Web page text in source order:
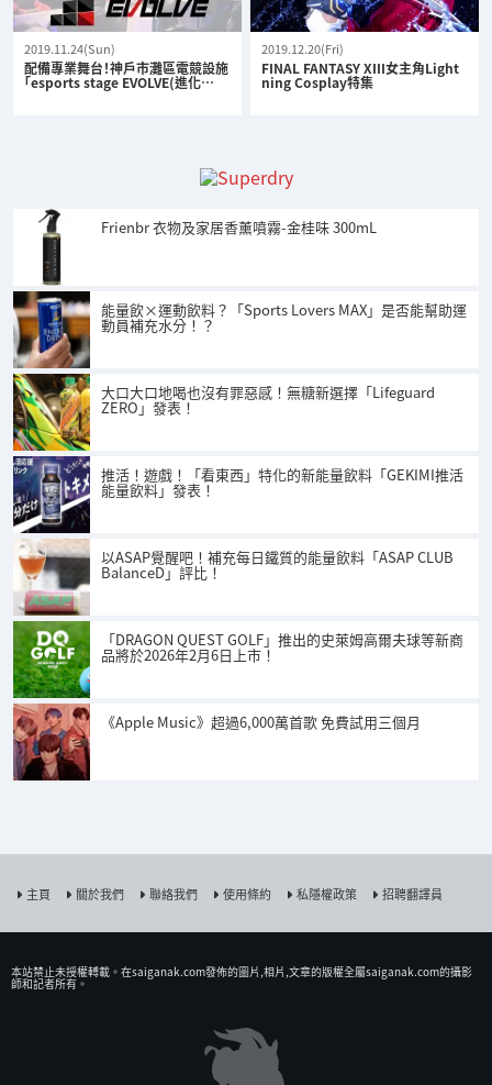
2019.11.24(Sun)
配備專業舞台！神戶市灘區電競設施
「esports stage EVOLVE(進化…
2019.12.20(Fri)
FINAL FANTASY XIII女主角Light
ning Cosplay特集
Frienbr 衣物及家居香薰噴霧-金桂味 300mL
能量飲×運動飲料？「Sports Lovers MAX」是否能幫助運
動員補充水分！？
大口大口地喝也沒有罪惡感！無糖新選擇「Lifeguard
ZERO」發表！
推活！遊戲！「看東西」特化的新能量飲料「GEKIMI推活
能量飲料」發表！
以ASAP覺醒吧！補充每日鐵質的能量飲料「ASAP CLUB
BalanceD」評比！
「DRAGON QUEST GOLF」推出的史萊姆高爾夫球等新商
品將於2026年2月6日上市！
《Apple Music》超過6,000萬首歌 免費試用三個月
主頁 關於我們 聯絡我們 使用條約 私隱權政策 招聘翻譯員
本站禁止未授權𨍭載。在saiganak.com發佈的圖片,相片,文章的版權全屬saiganak.com的攝影
師和記者所有。